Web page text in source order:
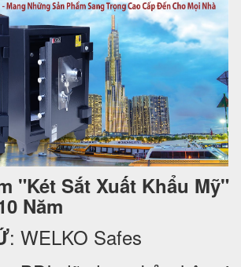
"Két Sắt Xuất Khẩu Mỹ"
Năm
: WELKO Safes